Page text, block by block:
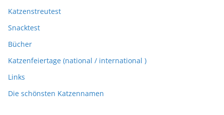
Katzenstreutest
Snacktest
Bücher
Katzenfeiertage (national / international )
Links
Die schönsten Katzennamen